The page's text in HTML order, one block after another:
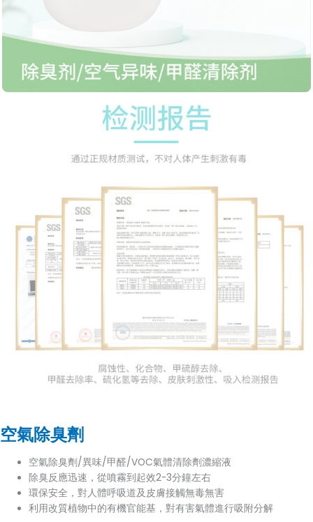
空氣除臭劑
空氣除臭劑/異味/甲醛/VOC氣體清除劑濃縮液
除臭反應迅速，從噴霧到起效2-3分鐘左右
環保安全，對人體呼吸道及皮膚接觸無毒無害
利用改質植物中的有機官能基，對有害氣體進行吸附分解